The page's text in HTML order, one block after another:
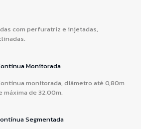
com perfuratriz e injetadas,
Monitorada
monitorada, diâmetro até 0,80m
de 32,00m.
Segmentada